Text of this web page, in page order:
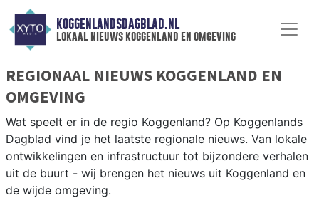
KOGGENLANDSDAGBLAD.NL
lokaal nieuws koggenland en omgeving
REGIONAAL NIEUWS KOGGENLAND EN
OMGEVING
Wat speelt er in de regio Koggenland? Op Koggenlands
Dagblad vind je het laatste regionale nieuws. Van lokale
ontwikkelingen en infrastructuur tot bijzondere verhalen
uit de buurt - wij brengen het nieuws uit Koggenland en
de wijde omgeving.